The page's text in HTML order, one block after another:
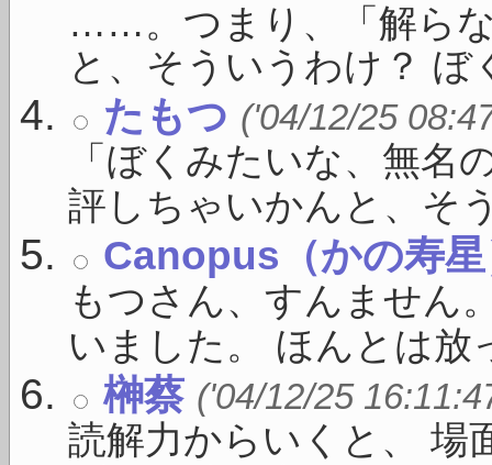
……。つまり、「解ら
と、そういうわけ？
たもつ ('04/12/25
「ぼくみたいな、無名
評しちゃいかんと、そ
Canopus（かの寿
もつさん、すんません
いました。 ほんとは
榊蔡 ('04/12/25
読解力からいくと、 場